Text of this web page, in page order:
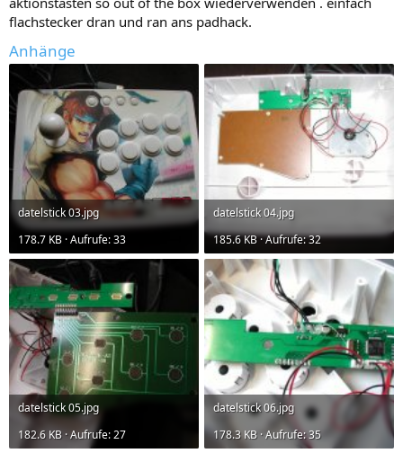
flachstecker dran und ran ans padhack.
Anhänge
datelstick 03.jpg
178.7 KB · Aufrufe: 33
datelstick 04.jpg
185.6 KB · Aufrufe: 32
datelstick 05.jpg
182.6 KB · Aufrufe: 27
datelstick 06.jpg
178.3 KB · Aufrufe: 35